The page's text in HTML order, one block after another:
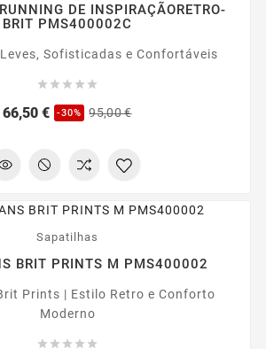
DE INSPIRAÇÃORETRO-
BRIT PMS400002C
Sofisticadas e Confortáveis
    
66,50 € -30% 95,00 €Preço
Preço
Sapatilhas
BRIT PRINTS M PMS400002
Prints | Estilo Retro e Conforto
Moderno
    